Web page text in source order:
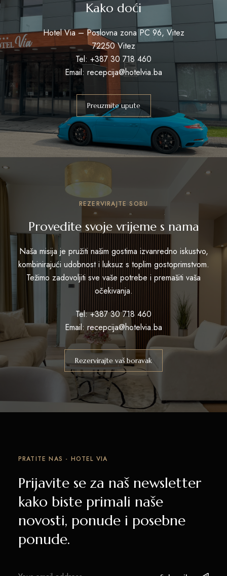
Kako doći
Hotel Via – Poslovna zona PC 96, Vitez
72250 Vitez
Tel: +387 30 718 460
Email: recepcija@hotelvia.ba
Preuzmite upute
REZERVIRAJTE SOBU
Provedite svoje vrijeme s nama
Naša misija je pružiti našim gostima izvanredno iskustvo,
kombinirajući udobnost i luksuz s toplim gostoprimstvom.
Težimo zadovoljiti sve vaše potrebe i premašiti vaša
očekivanja.
Tel: +387 30 718 460
Email: recepcija@hotelvia.ba
Rezervirajte vaš boravak
PRATITE NAS - HOTEL VIA
Prijavite se za naš newsletter
kako biste primali naše
novosti, ponude i posebne
ponude.